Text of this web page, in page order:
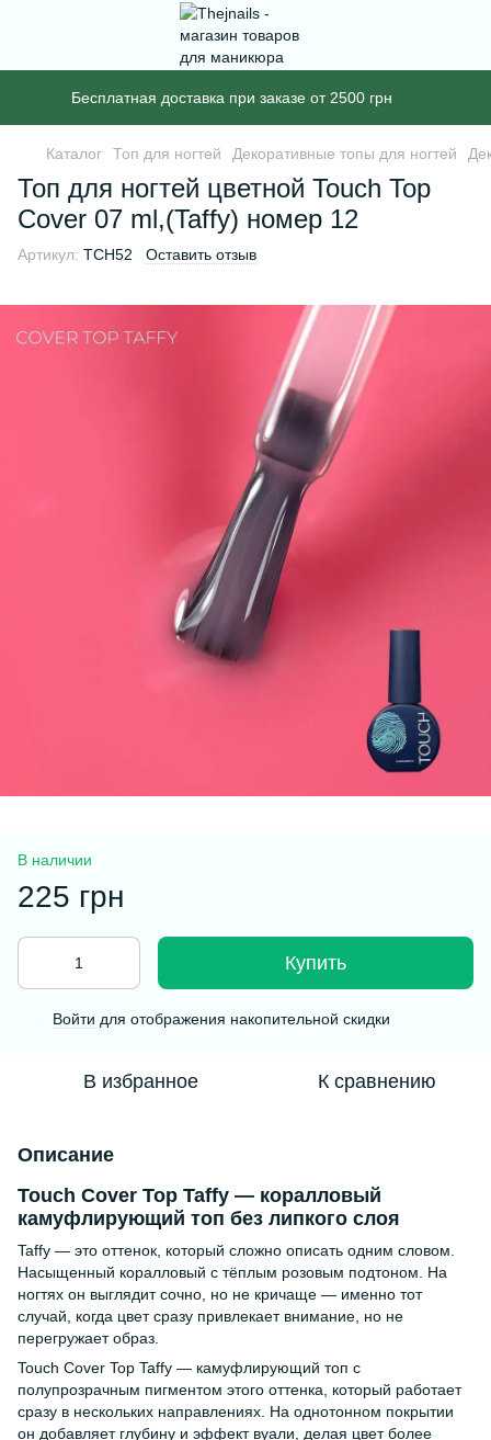
Бесплатная доставка при заказе от 2500 грн
Каталог Топ для ногтей Декоративные топы для ногтей
Топ для ногтей цветной Touch Top
Cover 07 ml,(Taffy) номер 12
Артикул: TCH52 Оставить отзыв
В наличии
225 грн
Купить
Войти для отображения накопительной скидки
В избранное К сравнению
Описание
Touch Cover Top Taffy — коралловый
камуфлирующий топ без липкого слоя
Taffy — это оттенок, который сложно описать одним словом.
Насыщенный коралловый с тёплым розовым подтоном. На
ногтях он выглядит сочно, но не кричаще — именно тот
случай, когда цвет сразу привлекает внимание, но не
перегружает образ.
Touch Cover Top Taffy — камуфлирующий топ с
полупрозрачным пигментом этого оттенка, который работает
сразу в нескольких направлениях. На однотонном покрытии
он добавляет глубину и эффект вуали, делая цвет более